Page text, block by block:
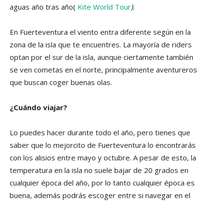
aguas año tras año( Kite World Tour).
En Fuerteventura el viento entra diferente según en la
zona de la isla que te encuentres. La mayoría de riders
optan por el sur de la isla, aunque ciertamente también
se ven cometas en el norte, principalmente aventureros
que buscan coger buenas olas.
¿Cuándo viajar?
Lo puedes hacer durante todo el año, pero tienes que
saber que lo mejorcito de Fuerteventura lo encontrarás
con los alisios entre mayo y octubre. A pesar de esto, la
temperatura en la isla no suele bajar de 20 grados en
cualquier época del año, por lo tanto cualquier época es
buena, además podrás escoger entre si navegar en el